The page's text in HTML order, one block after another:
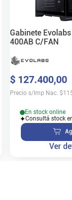
Gabinete
400AB C/FAN
$ 127.400,00
Precio s/Imp Nac. $
En stock online
Consultá stock
Ver